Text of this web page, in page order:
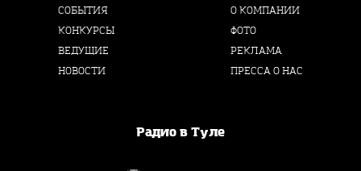
СОБЫТИЯ
КОНКУРСЫ
ВЕДУЩИЕ
НОВОСТИ
О КОМПАНИИ
ФОТО
РЕКЛАМА
ПРЕССА О НАС
Радио в Туле